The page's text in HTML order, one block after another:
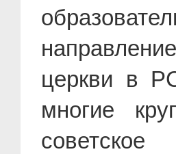
церкви в
многие